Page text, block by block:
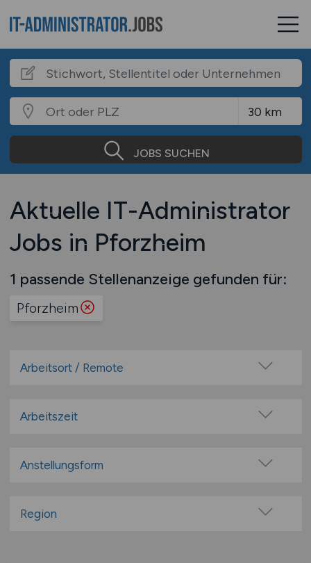
JOBS SUCHEN
Aktuelle IT-Administrator
Jobs in Pforzheim
1 passende Stellenanzeige gefunden für:
Pforzheim
Arbeitsort / Remote
Home-Office möglich / Hybrid
Remote aus dem Ausland möglich
Arbeitszeit
Teilzeit
Anstellungsform
befristete Anstellung
Region